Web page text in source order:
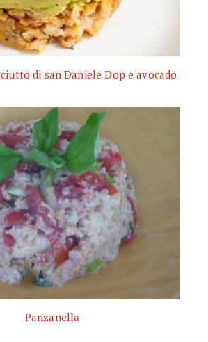
di san Daniele Dop e avocado
Panzanella